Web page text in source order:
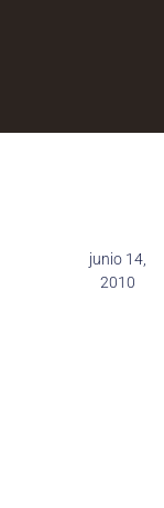
junio 14,
2010